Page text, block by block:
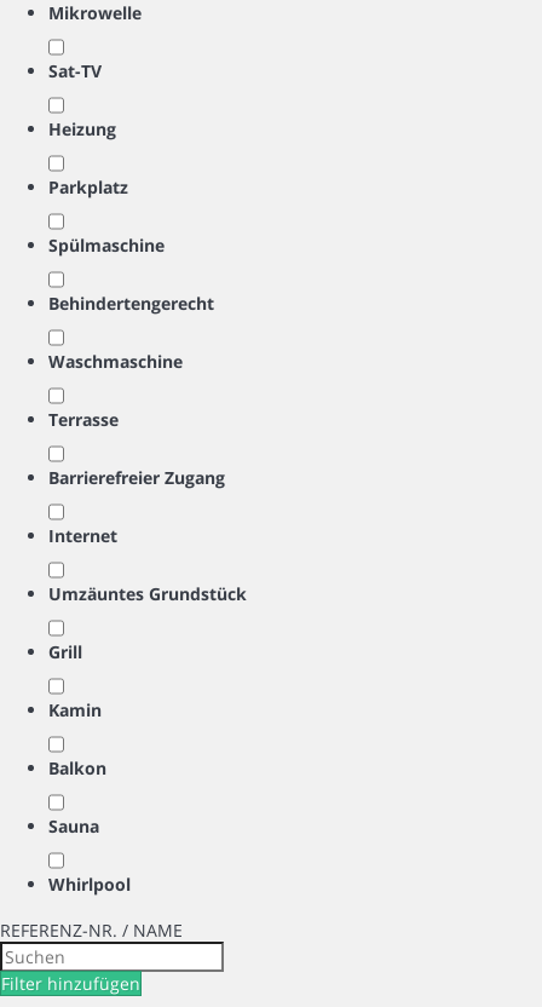
Mikrowelle
Sat-TV
Heizung
Parkplatz
Spülmaschine
Behindertengerecht
Waschmaschine
Terrasse
Barrierefreier Zugang
Internet
Umzäuntes Grundstück
Grill
Kamin
Balkon
Sauna
Whirlpool
REFERENZ-NR. / NAME
Filter hinzufügen